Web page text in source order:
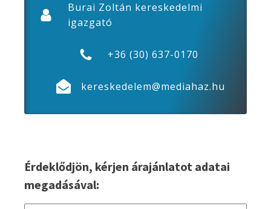
Burai Zoltán kereskedelmi
igazgató
+36 (30) 637-0170
kereskedelem@mediahaz.hu
Érdeklődjön, kérjen árajánlatot adatai
megadásával: